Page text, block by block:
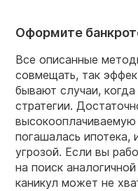
Оформите
Все описанные
совмещать, так
бывают случаи,
стратегии.
высокооплачиваемую
погашалась
угрозой. Если вы
на поиск
каникул может не